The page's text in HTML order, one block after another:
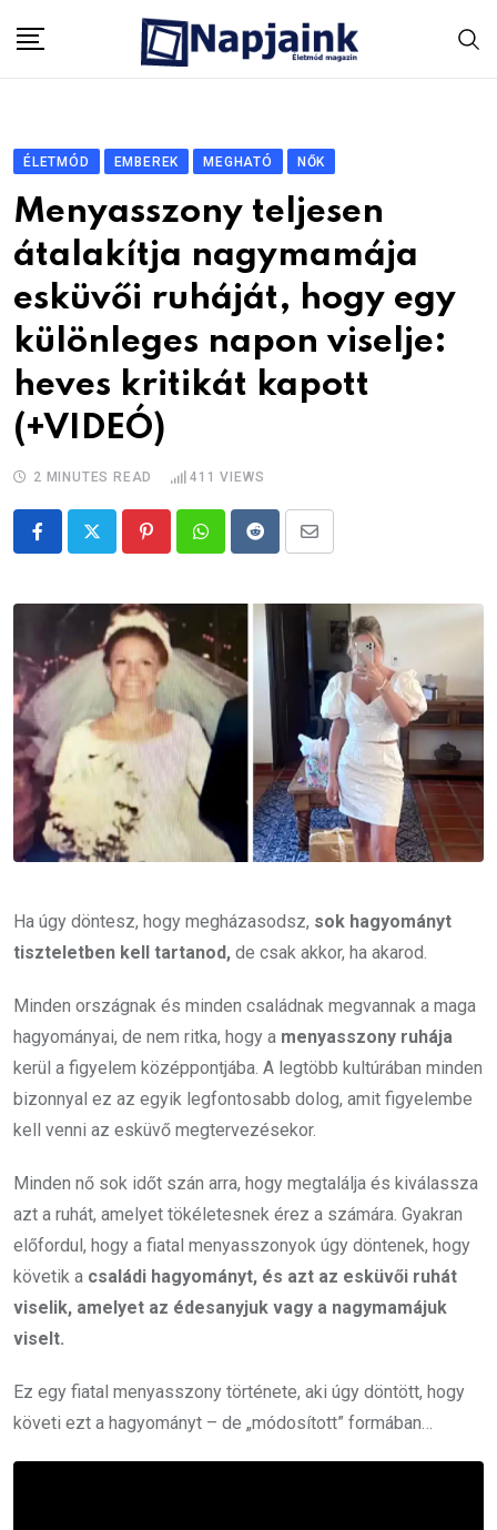
ÉLETMÓD EMBEREK MEGHATÓ NŐK
Menyasszony teljesen
átalakítja nagymamája
esküvői ruháját, hogy egy
különleges napon viselje:
heves kritikát kapott
(+VIDEÓ)
2 MINUTES READ 411 VIEWS
PinterestWhatsappRedditShare
Email
Ha úgy döntesz, hogy megházasodsz, sok hagyományt
tiszteletben kell tartanod, de csak akkor, ha akarod.
Minden országnak és minden családnak megvannak a maga
hagyományai, de nem ritka, hogy a menyasszony ruhája
kerül a figyelem középpontjába. A legtöbb kultúrában minden
bizonnyal ez az egyik legfontosabb dolog, amit figyelembe
kell venni az esküvő megtervezésekor.
Minden nő sok időt szán arra, hogy megtalálja és kiválassza
azt a ruhát, amelyet tökéletesnek érez a számára. Gyakran
előfordul, hogy a fiatal menyasszonyok úgy döntenek, hogy
követik a családi hagyományt, és azt az esküvői ruhát
viselik, amelyet az édesanyjuk vagy a nagymamájuk
viselt.
Ez egy fiatal menyasszony története, aki úgy döntött, hogy
követi ezt a hagyományt – de „módosított” formában…